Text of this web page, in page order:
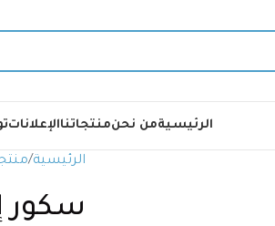
الرئيسيةمن نحنمنتجاتناالإعلانات
الرئيسية